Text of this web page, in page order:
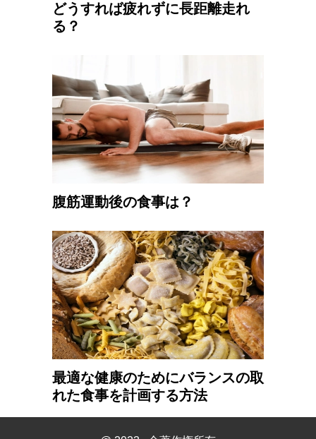
どうすれば疲れずに長距離走れ
る？
腹筋運動後の食事は？
最適な健康のためにバランスの取
れた食事を計画する方法